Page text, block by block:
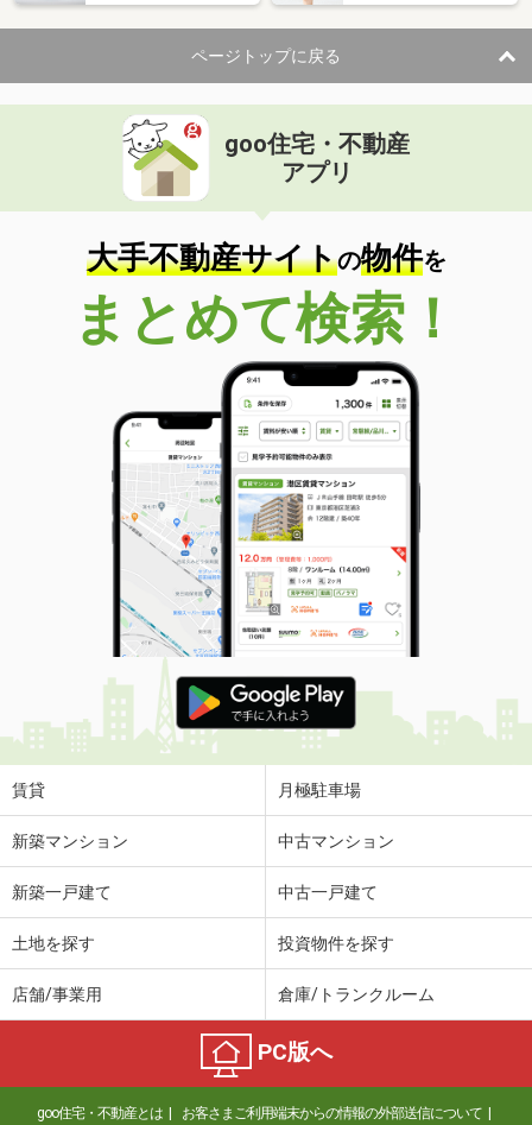
ページトップに戻る
goo住宅・不動産
アプリ
大手不動産サイトの物件を
まとめて検索！
賃貸 月極駐車場
新築マンション 中古マンション
新築一戸建て 中古一戸建て
土地を探す 投資物件を探す
店舗/事業用 倉庫/トランクルーム
PC版へ
goo住宅・不動産とは お客さまご利用端末からの情報の外部送信について